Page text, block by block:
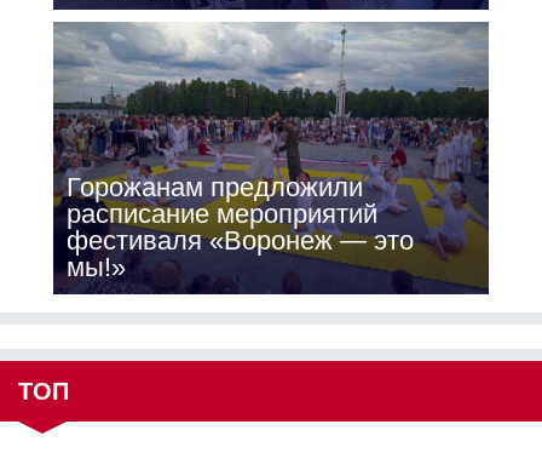
Горожанам предложили
расписание мероприятий
фестиваля «Воронеж — это
мы!»
ТОП